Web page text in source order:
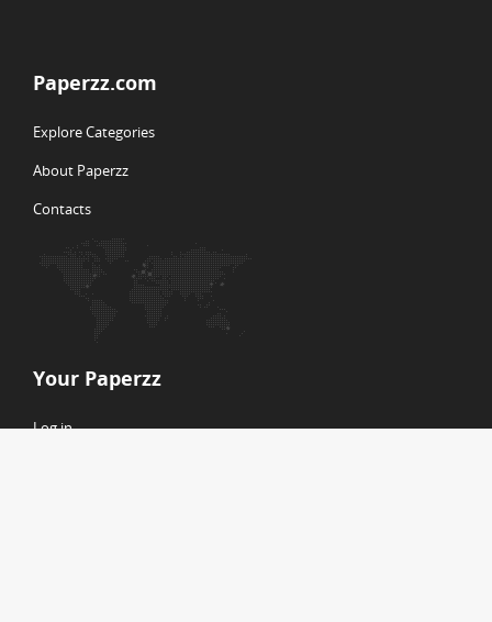
Paperzz.com
Explore Categories
About Paperzz
Contacts
Your Paperzz
Log in